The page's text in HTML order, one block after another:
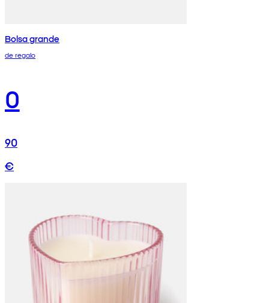
Bolsa grande
de regalo
0
90
€